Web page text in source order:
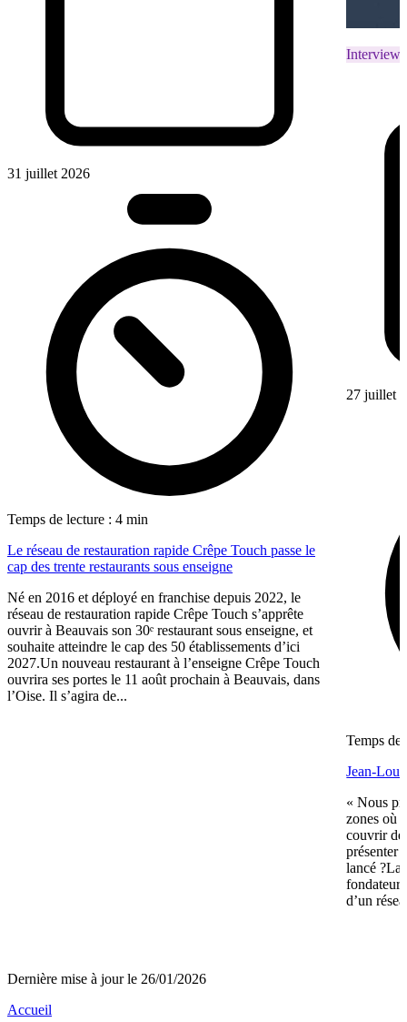
31 juillet 2026
Temps de lecture : 4 min
Le réseau de restauration rapide Crêpe Touch passe le
cap des trente restaurants sous enseigne
Né en 2016 et déployé en franchise depuis 2022, le
réseau de restauration rapide Crêpe Touch s’apprête
ouvrir à Beauvais son 30ᵉ restaurant sous enseigne, et
souhaite atteindre le cap des 50 établissements d’ici
2027.Un nouveau restaurant à l’enseigne Crêpe Touch
ouvrira ses portes le 11 août prochain à Beauvais, dans
l’Oise. Il s’agira de...
Interviews
27 juillet
Temps de
Jean-
« Nous
zones où
couvrir de
présenter
lancé ?La
d’un
Dernière mise à jour le 26/01/2026
Accueil